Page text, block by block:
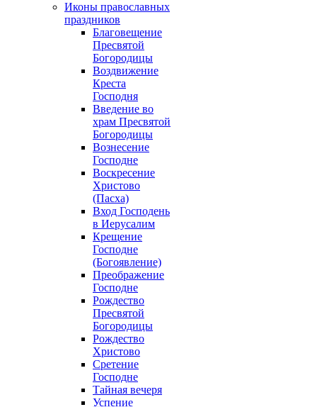
Иконы православных
праздников
Благовещение
Пресвятой
Богородицы
Воздвижение
Креста
Господня
Введение во
храм Пресвятой
Богородицы
Вознесение
Господне
Воскресение
Христово
(Пасха)
Вход Господень
в Иерусалим
Крещение
Господне
(Богоявление)
Преображение
Господне
Рождество
Пресвятой
Богородицы
Рождество
Христово
Сретение
Господне
Тайная вечеря
Успение